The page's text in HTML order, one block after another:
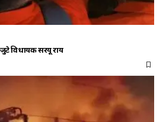
विधायक सरयू राय